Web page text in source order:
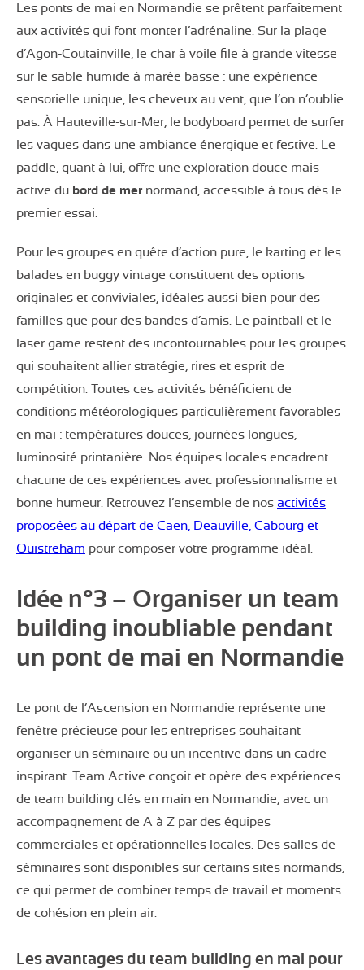
Les ponts de mai en Normandie se prêtent parfaitement
aux activités qui font monter l’adrénaline. Sur la plage
d’Agon-Coutainville, le char à voile file à grande vitesse
sur le sable humide à marée basse : une expérience
sensorielle unique, les cheveux au vent, que l’on n’oublie
pas. À Hauteville-sur-Mer, le bodyboard permet de surfer
les vagues dans une ambiance énergique et festive. Le
paddle, quant à lui, offre une exploration douce mais
active du bord de mernormand, accessible à tous dès le
premier essai.
Pour les groupes en quête d’action pure, le karting et les
balades en buggy vintage constituent des options
originales et conviviales, idéales aussi bien pour des
familles que pour des bandes d’amis. Le paintball et le
laser game restent des incontournables pour les groupes
qui souhaitent allier stratégie, rires et esprit de
compétition. Toutes ces activités bénéficient de
conditions météorologiques particulièrement favorables
en mai : températures douces, journées longues,
luminosité printanière. Nos équipes locales encadrent
chacune de ces expériences avec professionnalisme et
bonne humeur. Retrouvez l’ensemble de nos activités
proposées au départ de Caen, Deauville, Cabourg et
Ouistreham pour composer votre programme idéal.
Idée n°3 – Organiser un team
building inoubliable pendant
un pont de mai en Normandie
Le pont de l’Ascension en Normandie représente une
fenêtre précieuse pour les entreprises souhaitant
organiser un séminaire ou un incentive dans un cadre
inspirant. Team Active conçoit et opère des expériences
de team building clés en main en Normandie, avec un
accompagnement de A à Z par des équipes
commerciales et opérationnelles locales. Des salles de
séminaires sont disponibles sur certains sites normands,
ce qui permet de combiner temps de travail et moments
de cohésion en plein air.
Les avantages du team building en mai pour